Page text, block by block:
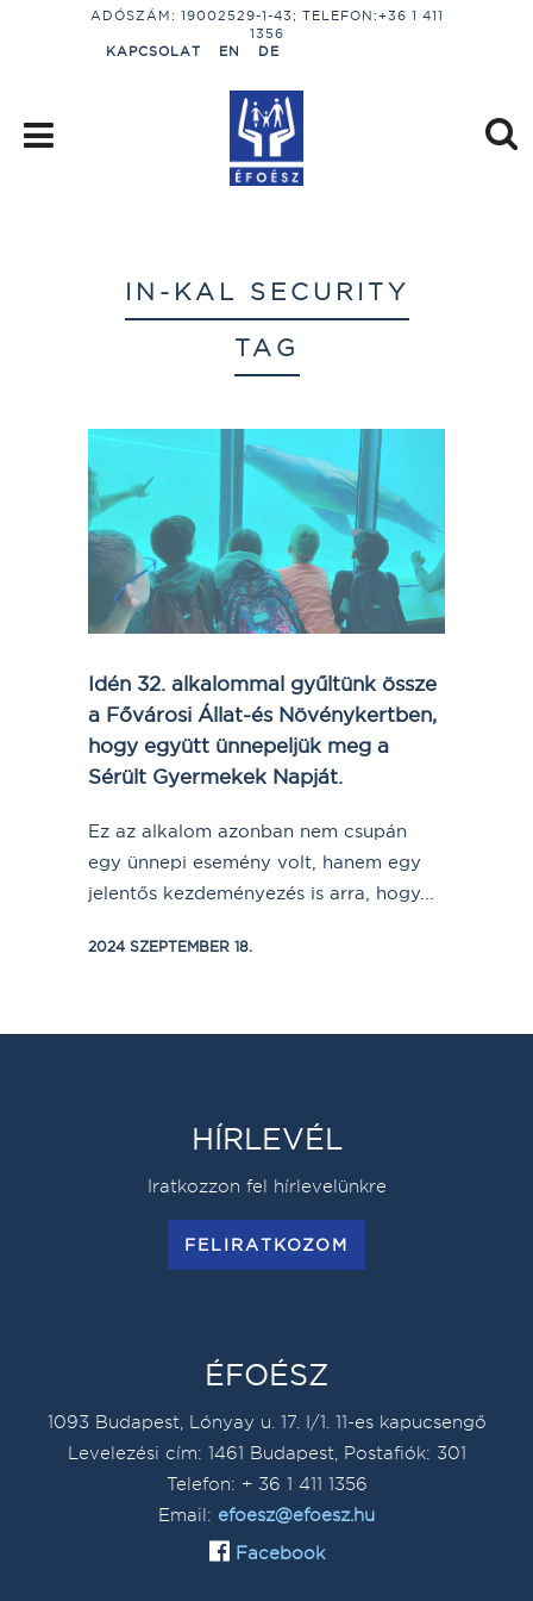
ADÓSZÁM: 19002529-1-43; TELEFON:+36 1 411
1356
KAPCSOLAT
EN DE
IN-KAL SECURITY
TAG
Idén 32. alkalommal gyűltünk össze
a Fővárosi Állat-és Növénykertben,
hogy együtt ünnepeljük meg a
Sérült Gyermekek Napját.
Ez az alkalom azonban nem csupán
egy ünnepi esemény volt, hanem egy
jelentős kezdeményezés is arra, hogy...
2024 SZEPTEMBER 18.
HÍRLEVÉL
Iratkozzon fel hírlevelünkre
FELIRATKOZOM
ÉFOÉSZ
1093 Budapest, Lónyay u. 17. I/1. 11-es kapucsengő
Levelezési cím: 1461 Budapest, Postafiók: 301
Telefon: + 36 1 411 1356
Email: efoesz@efoesz.hu
Facebook